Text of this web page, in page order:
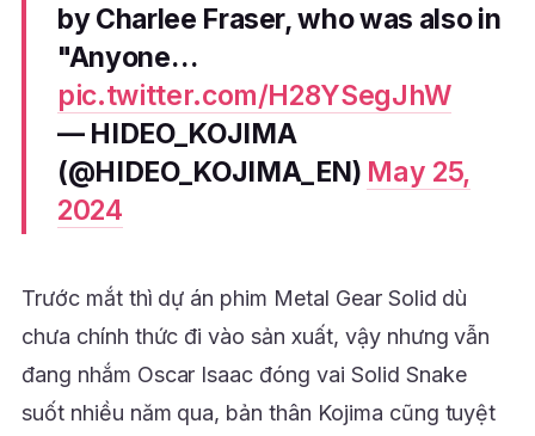
by Charlee Fraser, who was also in
"Anyone…
pic.twitter.com/H28YSegJhW
— HIDEO_KOJIMA
(@HIDEO_KOJIMA_EN) May 25,
2024
Trước mắt thì dự án phim Metal Gear Solid dù
chưa chính thức đi vào sản xuất, vậy nhưng vẫn
đang nhắm Oscar Isaac đóng vai Solid Snake
suốt nhiều năm qua, bản thân Kojima cũng tuyệt